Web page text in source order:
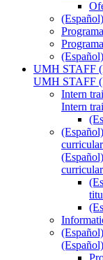
UMH STAFF
UMH STAFF
Intern
Intern